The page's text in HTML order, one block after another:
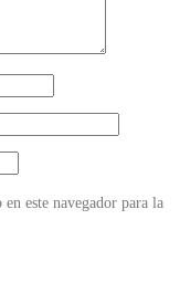
este navegador para la